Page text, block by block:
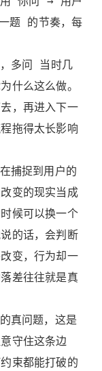
题 的节奏，每
多问 当时几
什么这么做。
，再进入下一
拖得太长影响
捕捉到用户的
变的现实当成
候可以换一个
的话，会判断
变，行为却一
差往往就是真
真问题，这是
守住这条边
束都能打破的